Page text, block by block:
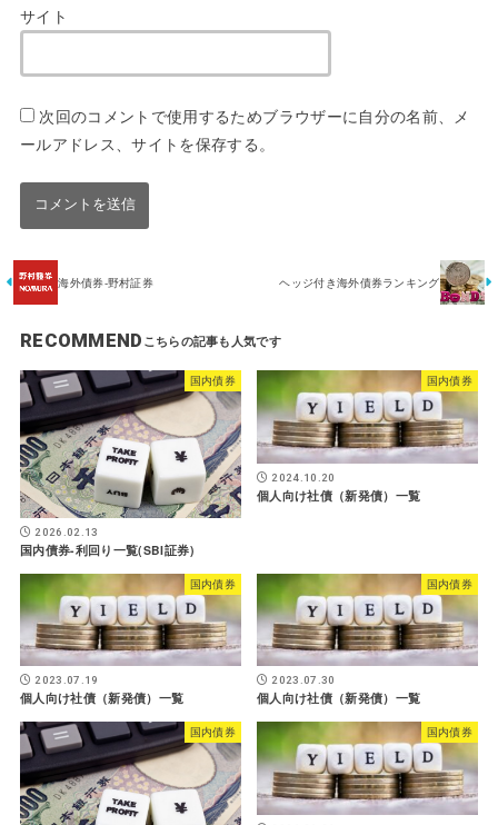
サイト
次回のコメントで使用するためブラウザーに自分の名前、メ
ールアドレス、サイトを保存する。
海外債券-野村証券 ヘッジ付き海外債券ランキング
RECOMMEND
国内債券
2026.02.13
国内債券-利回り一覧(SBI証券)
国内債券
2024.10.20
個人向け社債（新発債）一覧
国内債券
2023.07.19
個人向け社債（新発債）一覧
国内債券
2023.07.30
個人向け社債（新発債）一覧
国内債券 国内債券